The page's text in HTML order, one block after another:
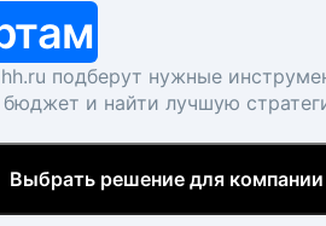
подберут нужные
бюджет и найти лучшую
Выбрать решение для компании